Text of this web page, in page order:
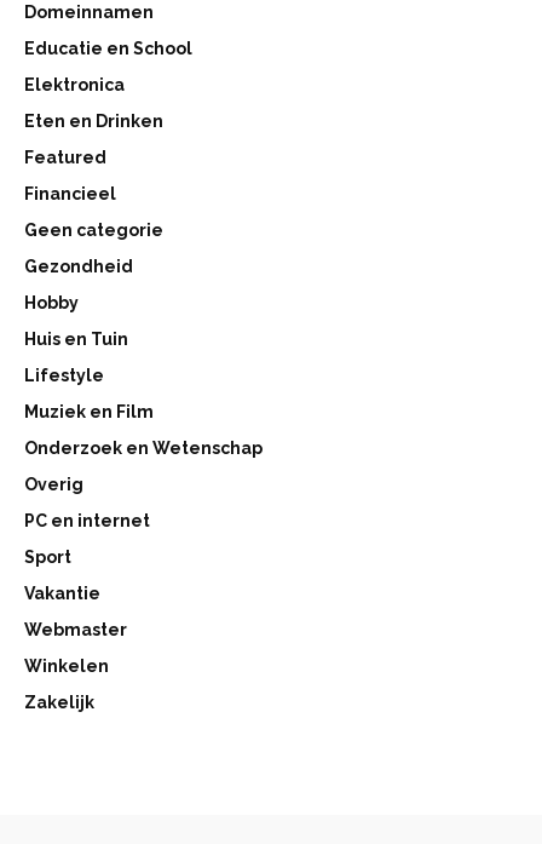
Domeinnamen
Educatie en School
Elektronica
Eten en Drinken
Featured
Financieel
Geen categorie
Gezondheid
Hobby
Huis en Tuin
Lifestyle
Muziek en Film
Onderzoek en Wetenschap
Overig
PC en internet
Sport
Vakantie
Webmaster
Winkelen
Zakelijk